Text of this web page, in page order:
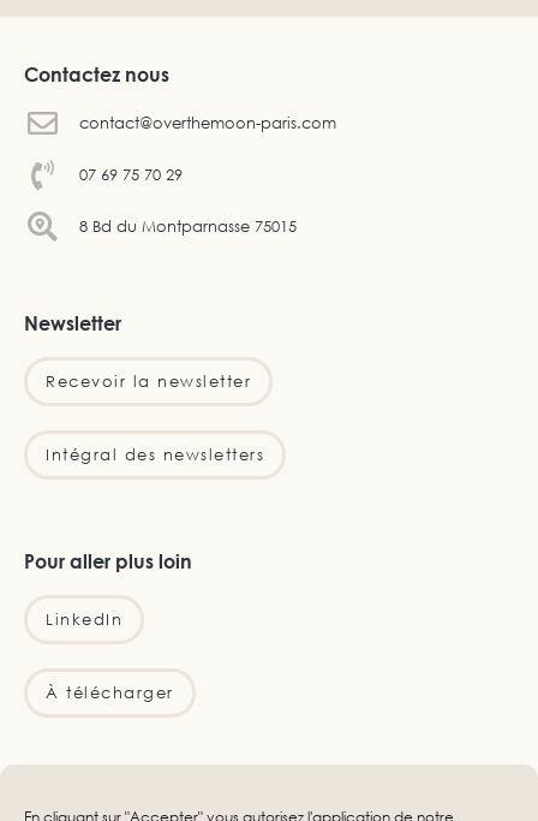
En cliquant sur "Accepter" vous autorisez l'application de notre
Contactez nous
contact@overthemoon-paris.com
07 69 75 70 29
8 Bd du Montparnasse 75015
Newsletter
Recevoir la newsletter
Intégral des newsletters
Pour aller plus loin
LinkedIn
À télécharger